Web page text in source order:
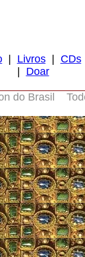
| Livros| CDs
Doar
do Brasil